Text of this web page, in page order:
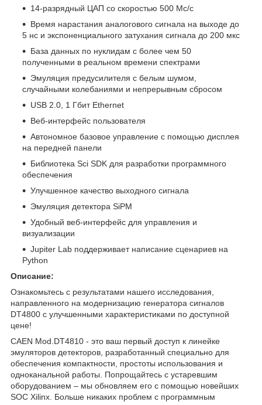
14-разрядный ЦАП со скоростью 500 Мс/с
Время нарастания аналогового сигнала на выходе до
5 нс и экспоненциального затухания сигнала до 200 мкс
База данных по нуклидам с более чем 50
полученными в реальном времени спектрами
Эмуляция предусилителя с белым шумом,
случайными колебаниями и непрерывным сбросом
USB 2.0, 1 Гбит Ethernet
Веб-интерфейс пользователя
Автономное базовое управление с помощью дисплея
на передней панели
Библиотека Sci SDK для разработки программного
обеспечения
Улучшенное качество выходного сигнала
Эмуляция детектора SiPM
Удобный веб-интерфейс для управления и
визуализации
Jupiter Lab поддерживает написание сценариев на
Python
Описание:
Ознакомьтесь с результатами нашего исследования,
направленного на модернизацию генератора сигналов
DT4800 с улучшенными характеристиками по доступной
цене!
CAEN Mod.DT4810 - это ваш первый доступ к линейке
эмуляторов детекторов, разработанный специально для
обеспечения компактности, простоты использования и
одноканальной работы. Попрощайтесь с устаревшим
оборудованием – мы обновляем его с помощью новейших
SOC Xilinx. Больше никаких проблем с программным